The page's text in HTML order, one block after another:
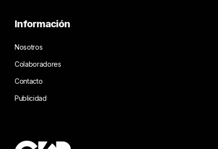
Información
Nosotros
Colaboradores
Contacto
Publicidad